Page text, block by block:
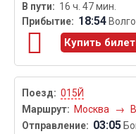
16 ч. 47 мин.
18:54
Купить
015Й
Москва
→
03:05